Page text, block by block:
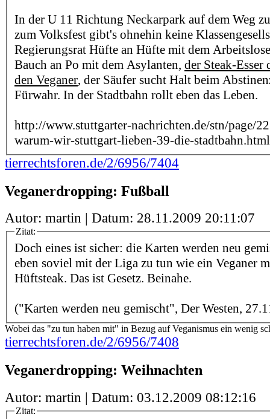
In der U 11 Richtung Neckarpark auf dem Weg
zum Volksfest gibt's ohnehin keine
Regierungsrat Hüfte an Hüfte mit dem
Bauch an Po mit dem Asylanten, der Steak-Esser
den Veganer, der Säufer sucht Halt beim
Fürwahr. In der Stadtbahn rollt eben das Leben.
http://www.stuttgarter-nachrichten.de/stn/page/
warum-wir-stuttgart-lieben-39-die-stadtbahn.html
tierrechtsforen.de/2/6956/7404
Veganerdropping: Fußball
Autor: martin | Datum: 28.11.2009 20:11:07
Zitat:
Doch eines ist sicher: die Karten werden neu
eben soviel mit der Liga zu tun wie ein Veganer
Hüftsteak. Das ist Gesetz. Beinahe.
("Karten werden neu gemischt", Der Westen,
Wobei das "zu tun haben mit" in Bezug auf Veganismus ein wenig
tierrechtsforen.de/2/6956/7408
Veganerdropping: Weihnachten
Autor: martin | Datum: 03.12.2009 08:12:16
Zitat: